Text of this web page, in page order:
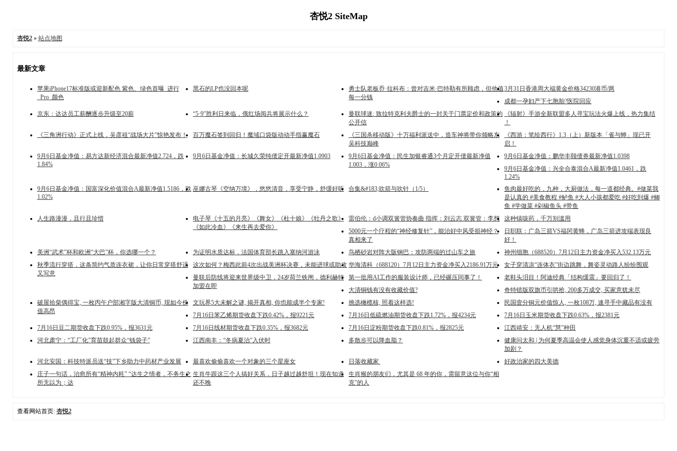
杏悦2 SiteMap
杏悦2» 站点地图
最新文章
苹果iPhone17标准版或迎新配色 紫色、绿色首曝_进行
_Pro_颜色
黑石的LP也没回本呢
勇士队老板乔·拉科布：曾对吉米·巴特勒有所顾虑，但他值
每一分钱
3月31日香港周大福黄金价格34230港币/两
成都一孕妇产下七胞胎?医院回应
京东：达达员工薪酬逐步升级至20薪
“5·9”胜利日来临，俄红场阅兵将展示什么？
曼联球迷: 致拉特克利夫爵士的一封关于门票定价和政策的
公开信
《辐射》手游全新联盟多人寻宝玩法火爆上线，热力集结
！
《三角洲行动》正式上线，吴彦祖“战场大片”惊艳发布！
百万魔石签到回归！魔域口袋版动动手指赢魔石
《三国杀移动版》十万福利派送中，造车神将带你领略东
吴科技巅峰
《西游：笔绘西行》1.3（上）新版本「雀与蝉」现已开
启！
9月6日基金净值：易方达新经济混合最新净值2.724，跌
1.84%
9月6日基金净值：长城久荣纯债定开最新净值1.0903
9月6日基金净值：民生加银睿通3个月定开债最新净值
1.003，涨0.06%
9月6日基金净值：鹏华丰颐债券最新净值1.0398
9月6日基金净值：兴全合泰混合A最新净值1.0461，跌
1.24%
9月6日基金净值：国富深化价值混合A最新净值1.5186，跌
1.02%
巫娜古琴《空纳万境》，悠悠清音，享受宁静，舒缓好听 合集&#183;吹箭与吹针（1/5）
鱼肉最好吃的，九种，大厨做法，每一道都经典。#做菜我
是认真的 #美食教程 #鲈鱼 #大人小孩都爱吃 #好吃到爆 #鲫
鱼 #学做菜 #剁椒鱼头 #带鱼
人生路漫漫，且行且珍惜
电子琴《十五的月亮》《舞女》《杜十娘》《牡丹之歌》
《如此冷血》《来生再去爱你》
雷伯伦：d小调双簧管协奏曲 指挥：刘云志 双簧管：李想
这种镇咳药，千万别滥用
5000元一个疗程的“神经修复针”，能治好中风受损神经？
真相来了
日职联：广岛三箭VS福冈黄蜂，广岛三箭进攻端表现良
好！
美洲“武术”杯和欧洲“大巴”杯，你选哪一个？
为证明水质达标，法国体育部长跳入塞纳河游泳 鸟栖砂岩对阵大阪钢巴：攻防两端的过山车之旅
神州细胞（688520）7月12日主力资金净买入532.13万元
秋季流行穿搭，这条简约气质连衣裙，让你日常穿搭舒适
又写意
这次如何？梅西此前4次出战美洲杯决赛，未能进球或助攻 华海清科（688120）7月12日主力资金净买入2186.91万元
女子穿清凉“连体衣”街边跳舞，舞姿灵动路人纷纷围观
曼联后防线将迎来世界级中卫，24岁荷兰铁闸，德利赫特
加盟在即
第一批用AI工作的服装设计师，已经碾压同事了！
老鞋头泪目！阿迪经典「结构缓震」要回归了！
大清铜钱有没有收藏价值?
奇特错版双旗币引哄抢, 200多万成交, 买家意犹未尽
破屋拾柴偶得宝, 一枚丙午户部湘字版大清铜币, 现如今价
值高昂
文玩界5大未解之谜, 揭开真相, 你也能成半个专家! 挑选橄榄核, 照着这样选!
民国壹分铜元价值惊人, 一枚108万, 速寻手中藏品有没有
7月16日苯乙烯期货收盘下跌0.42%，报9221元
7月16日低硫燃油期货收盘下跌1.72%，报4234元
7月16日玉米期货收盘下跌0.63%，报2381元
7月16日豆二期货收盘下跌0.95%，报3631元
7月16日线材期货收盘下跌0.35%，报3682元 7月16日淀粉期货收盘下跌0.81%，报2825元
江西靖安：无人机“慧”种田
河北肃宁：“工厂化”育苗鼓起群众“钱袋子”
江西南丰：“冬病夏治”入伏时 多散步可以降血脂？
健康问太和 | 为何夏季高温会使人感觉身体沉重不适或疲劳
加剧？
河北安国：科技特派员送“技”下乡助力中药材产业发展
最喜欢偷偷喜欢一个对象的三个星座女 日落收藏家 ​​​
好政治家的四大美德
庄子一句话，治愈所有“精神内耗” “达生之情者，不务生之
所无以为；达
生肖牛跟这三个人搞好关系，日子越过越舒坦！现在知道
还不晚
生肖猴的朋友们，尤其是 68 年的你，需留意这位与你“相
克”的人
查看网站首页: 杏悦2